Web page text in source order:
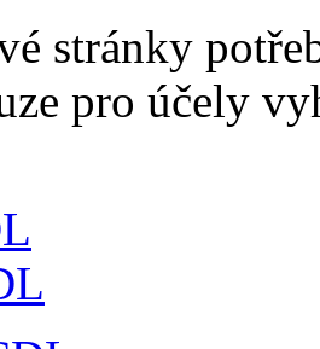
stránky
pro účely